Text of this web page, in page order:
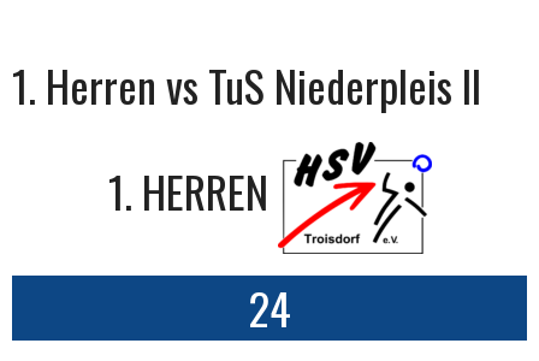
1. Herren vs TuS Niederpleis II
1. HERREN
24